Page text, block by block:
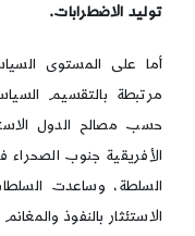
توليد الاضطرابات.
أما على المستوى
مرتبطة بالتقسيم
حسب مصالح الدول
الأفريقية جنوب
السلطة، وساعدت
الاستئثار بالنفوذ